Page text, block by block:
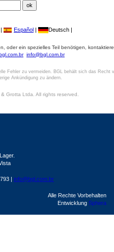
| Español | Deutsch |
oder ein spezielles Teil benötigen,
info@bgl.com.br
Fehler zu vermeiden. BGL behält sich das Recht
Ankündigung zu ändern.
Grotta Ltda. All rights reserved.
| info@bgl.com.br
Alle Rechte Vorbehalten
Entwicklung Sphera